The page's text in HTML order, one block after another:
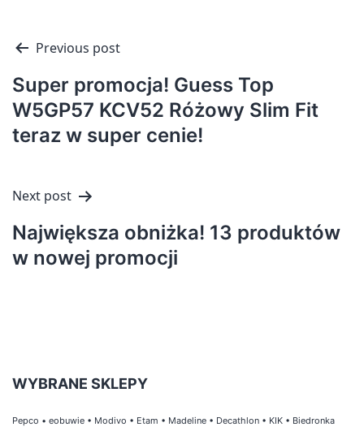
Nawigacja
wpisu
Previous post
Super promocja! Guess Top
W5GP57 KCV52 Różowy Slim Fit
teraz w super cenie!
Next post
Największa obniżka! 13 produktów
w nowej promocji
WYBRANE SKLEPY
Pepco • eobuwie • Modivo • Etam • Madeline • Decathlon • KIK • Biedronka